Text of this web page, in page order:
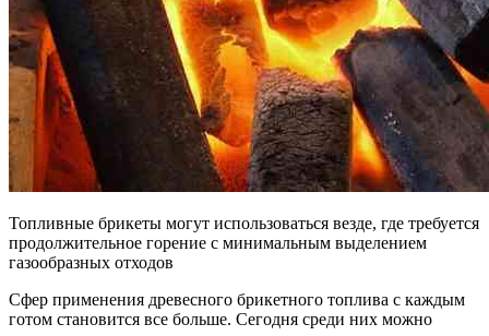
Топливные брикеты могут использоваться везде, где требуется
продолжительное горение с минимальным выделением
газообразных отходов
Сфер применения древесного брикетного топлива с каждым
готом становится все больше. Сегодня среди них можно